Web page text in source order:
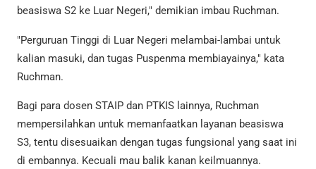
beasiswa S2 ke Luar Negeri," demikian imbau Ruchman.
"Perguruan Tinggi di Luar Negeri melambai-lambai untuk
kalian masuki, dan tugas Puspenma membiayainya," kata
Ruchman.
Bagi para dosen STAIP dan PTKIS lainnya, Ruchman
mempersilahkan untuk memanfaatkan layanan beasiswa
S3, tentu disesuaikan dengan tugas fungsional yang saat ini
di embannya. Kecuali mau balik kanan keilmuannya.